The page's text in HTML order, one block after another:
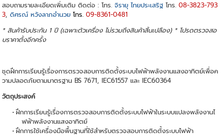
สอบถามรายละเอียดเพิ่มเติม ติดต่อ : โทร.จิรายุ ไทยประเสริฐ โทร. 08-3823-793
3,ดิศรณ์ หวังลาภอำนวย โทร.09-8361-0481
* สินค้ารับประกัน 1 ปี (เฉพาะตัวเครื่อง ไม่รวมถึงสินค้าสิ้นเปลือง) * โปรดตรวจสอ
บราคาตั้งอีกครั้ง
ชุดฝึกการเรียนรู้เรื่องการตรวจสอบการติดตั้งระบบไฟฟ้าพลังงานแสงอาทิตย์เพื่อค
วามปลอดภัยตามมาตรฐาน BS 7671, IEC61557 และ IEC60364
วัตถุประสงค์
ฝึกการเรียนรู้เรื่องการตรวจสอบการติดตั้งระบบไฟฟ้าในระบบแปลงพลังงานไ
ฟฟ้าพลังงานแสงอาทิตย์
ฝึกการใช้เครื่องมือพื้นฐานที่ใช้สำหรับตรวจสอบการติดตั้งระบบไฟฟ้า